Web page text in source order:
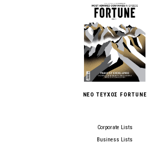
ΝΕΟ ΤΕΥΧΟΣ FORTUNE
Corporate Lists
Business Lists